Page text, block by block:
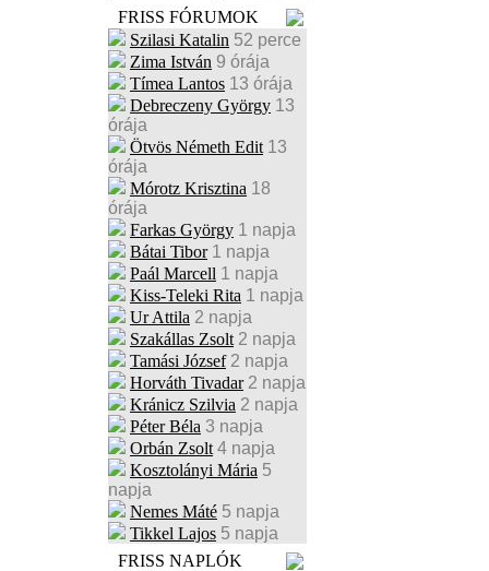
FRISS FÓRUMOK
Szilasi Katalin 52 perce
Zima István 9 órája
Tímea Lantos 13 órája
Debreczeny György 13
órája
Ötvös Németh Edit 13
órája
Mórotz Krisztina 18
órája
Farkas György 1 napja
Bátai Tibor 1 napja
Paál Marcell 1 napja
Kiss-Teleki Rita 1 napja
Ur Attila 2 napja
Szakállas Zsolt 2 napja
Tamási József 2 napja
Horváth Tivadar 2 napja
Kránicz Szilvia 2 napja
Péter Béla 3 napja
Orbán Zsolt 4 napja
Kosztolányi Mária 5
napja
Nemes Máté 5 napja
Tikkel Lajos 5 napja
FRISS NAPLÓK